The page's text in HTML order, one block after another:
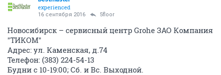
experienced
16 сентября 2016 5floor
Новосибирск – сервисный центр Grohe ЗАО Компания
"ТИКОМ"
Адрес: ул. Каменская, д.74
Телефон: (383) 224-54-13
Будни с 10-19:00; Сб. и Вс. Выходной.